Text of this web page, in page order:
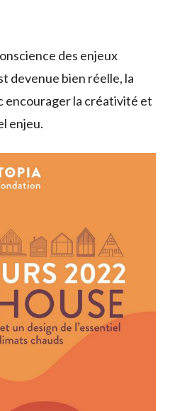
des enjeux
devenue bien réelle, la
encourager la créativité et
enjeu.